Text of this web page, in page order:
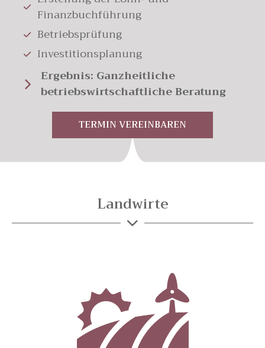
Finanzbuchführung
Betriebsprüfung
Investitionsplanung
Ergebnis: Ganzheitliche
betriebswirtschaftliche Beratung
TERMIN VEREINBAREN
Landwirte